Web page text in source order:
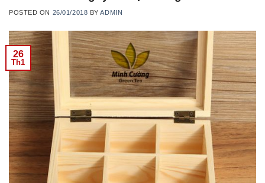
POSTED ON 26/01/2018 BYADMIN
26
Th1